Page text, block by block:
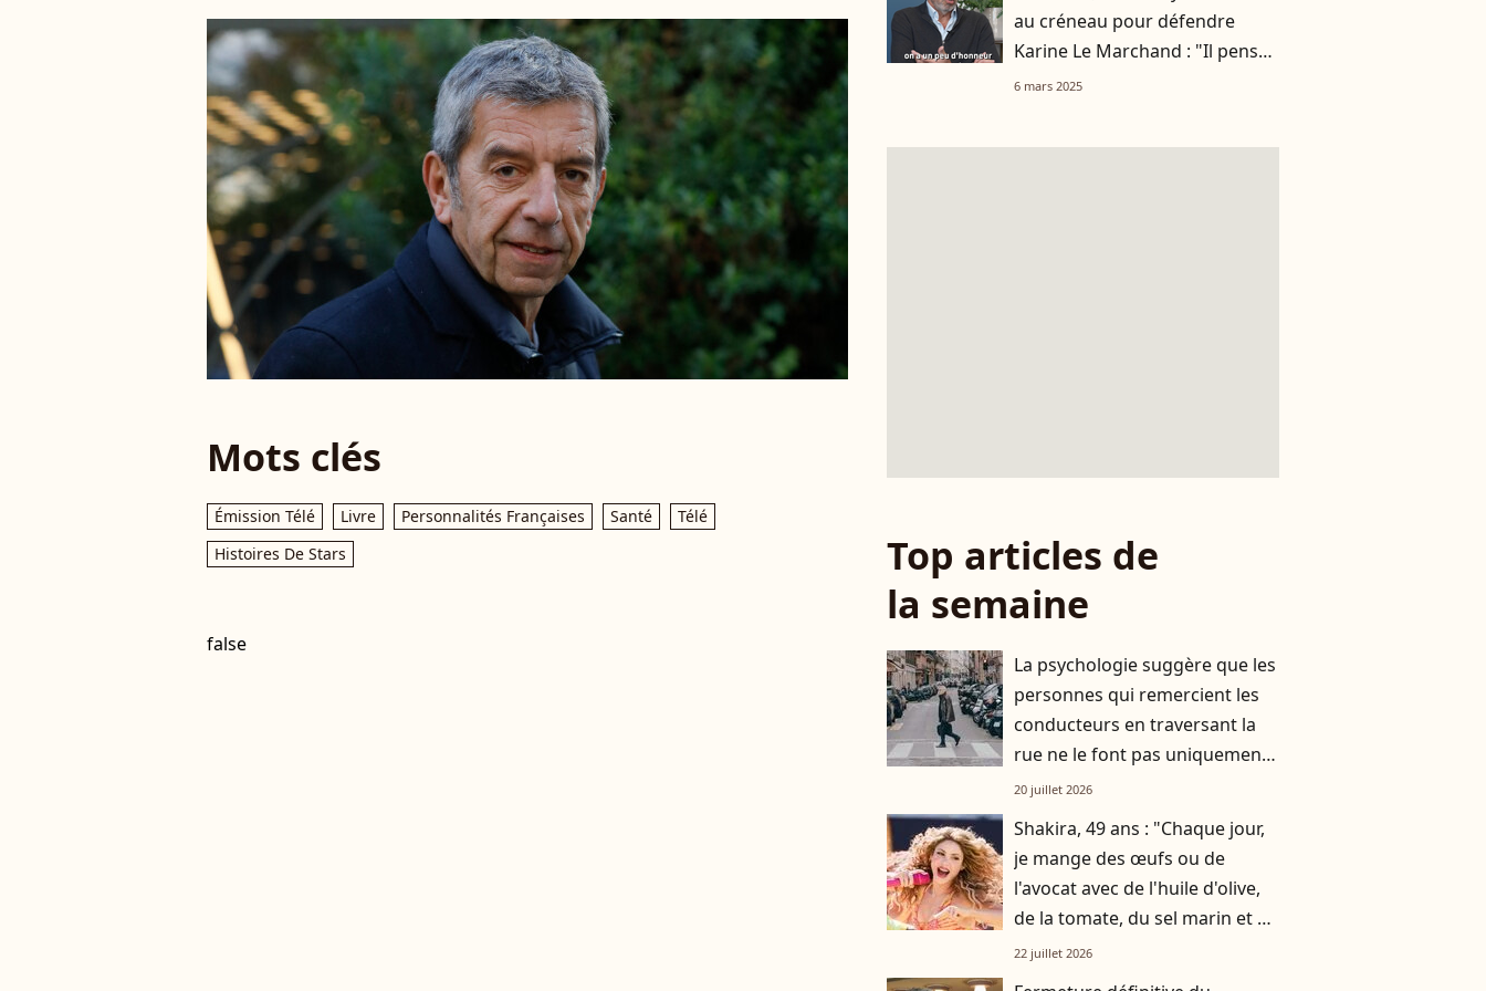
Mots clés
Émission Télé Livre Personnalités Françaises Santé
Télé
Histoires De Stars
false
au créneau pour défendre
Karine Le Marchand : "Il pense
qu'il va s'excuser comme ça et
6 mars 2025
Top articles de
la semaine
La psychologie suggère que les
personnes qui remercient les
conducteurs en traversant la
rue ne le font pas uniquement
par gratitude
20 juillet 2026
Shakira, 49 ans : "Chaque jour,
je mange des œufs ou de
l'avocat avec de l'huile d'olive,
de la tomate, du sel marin et un
smoothie"
22 juillet 2026